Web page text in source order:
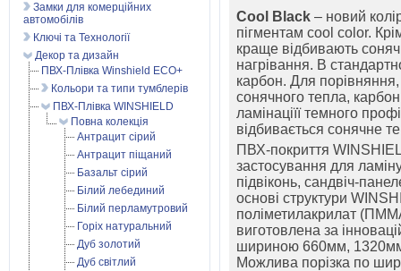
Cool Black – новий
пігментам cool color.
краще відбивають
нагрівання. В
карбон. Для
сонячного тепла,
ламінаціїї темного
відбивається сонячне
ПВХ-покриття
застосування для
підвіконь, сандвіч-
основі структури
поліметилакрилат
виготовлена за
шириною 660мм,
Можлива порізка по
Замки для комерційних
автомобілів
Ключі та Технології
Декор та дизайн
ПВХ-Плівка Winshield ECO+
Кольори та типи тумблерів
ПВХ-Плівка WINSHIELD
Повна колекція
Антрацит сірий
Антрацит піщаний
Базальт сірий
Білий лебединий
Білий перламутровий
Горіх натуральний
Дуб золотий
Дуб світлий